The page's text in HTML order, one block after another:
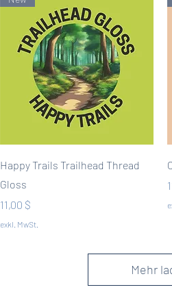
Schnellansicht
Happy Trails Trailhead Thread
Gloss
Preis
11,00 $
exkl. MwSt.
Mehr